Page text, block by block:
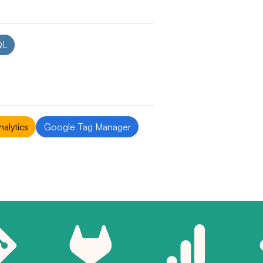
(Git, Google Analytics, Matomo, etc...)
Google Tag Manager